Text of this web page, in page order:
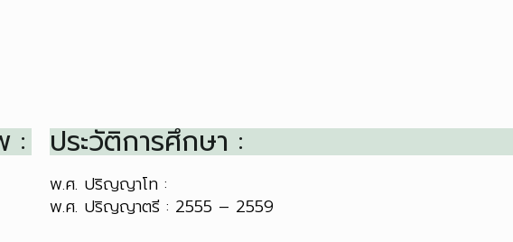
: ประวัติการศึกษา :
พ.ศ. ปริญญาโท :
พ.ศ. ปริญญาตรี : 2555 – 2559